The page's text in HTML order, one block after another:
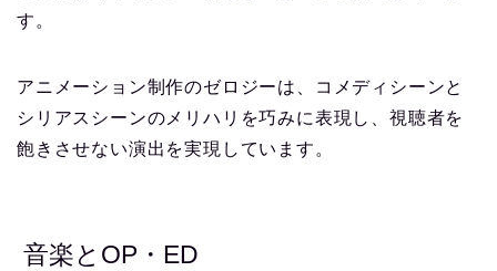
す。
アニメーション制作のゼロジーは、コメディシーンと
シリアスシーンのメリハリを巧みに表現し、視聴者を
飽きさせない演出を実現しています。
音楽とOP・ED